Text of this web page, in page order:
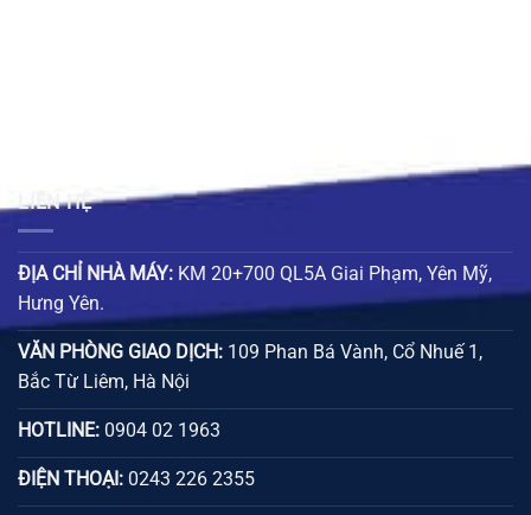
LIÊN HỆ
ĐỊA CHỈ NHÀ MÁY: KM 20+700 QL5A Giai Phạm, Yên Mỹ,
Hưng Yên.
VĂN PHÒNG GIAO DỊCH: 109 Phan Bá Vành, Cổ Nhuế 1,
Bắc Từ Liêm, Hà Nội
HOTLINE: 0904 02 1963
ĐIỆN THOẠI: 0243 226 2355